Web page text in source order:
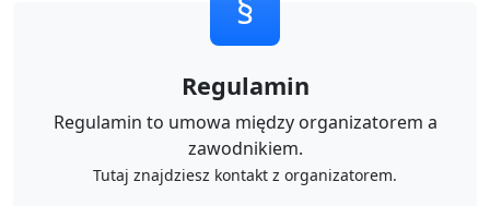
§
Regulamin
Regulamin to umowa między organizatorem a
zawodnikiem.
Tutaj znajdziesz kontakt z organizatorem.